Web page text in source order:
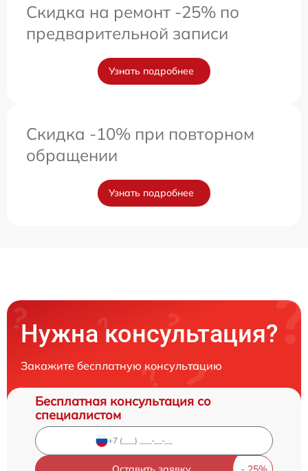
Скидка на ремонт -25% по
предварительной записи
Узнать подробнее
Скидка -10% при повторном
обращении
Узнать подробнее
Нужна консультация?
Закажите бесплатную консультацию
Бесплатная консультация со
специалистом